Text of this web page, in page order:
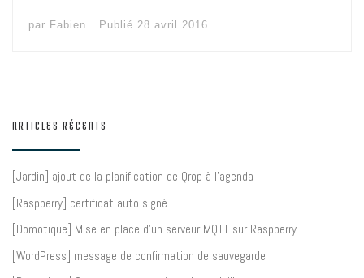
par Fabien Publié 28 avril 2016
ARTICLES RÉCENTS
[Jardin] ajout de la planification de Qrop à l’agenda
[Raspberry] certificat auto-signé
[Domotique] Mise en place d’un serveur MQTT sur Raspberry
[WordPress] message de confirmation de sauvegarde